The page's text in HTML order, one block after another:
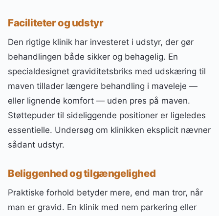
Faciliteter og udstyr
Den rigtige klinik har investeret i udstyr, der gør
behandlingen både sikker og behagelig. En
specialdesignet graviditetsbriks med udskæring til
maven tillader længere behandling i maveleje —
eller lignende komfort — uden pres på maven.
Støttepuder til sideliggende positioner er ligeledes
essentielle. Undersøg om klinikken eksplicit nævner
sådant udstyr.
Beliggenhed og tilgængelighed
Praktiske forhold betyder mere, end man tror, når
man er gravid. En klinik med nem parkering eller